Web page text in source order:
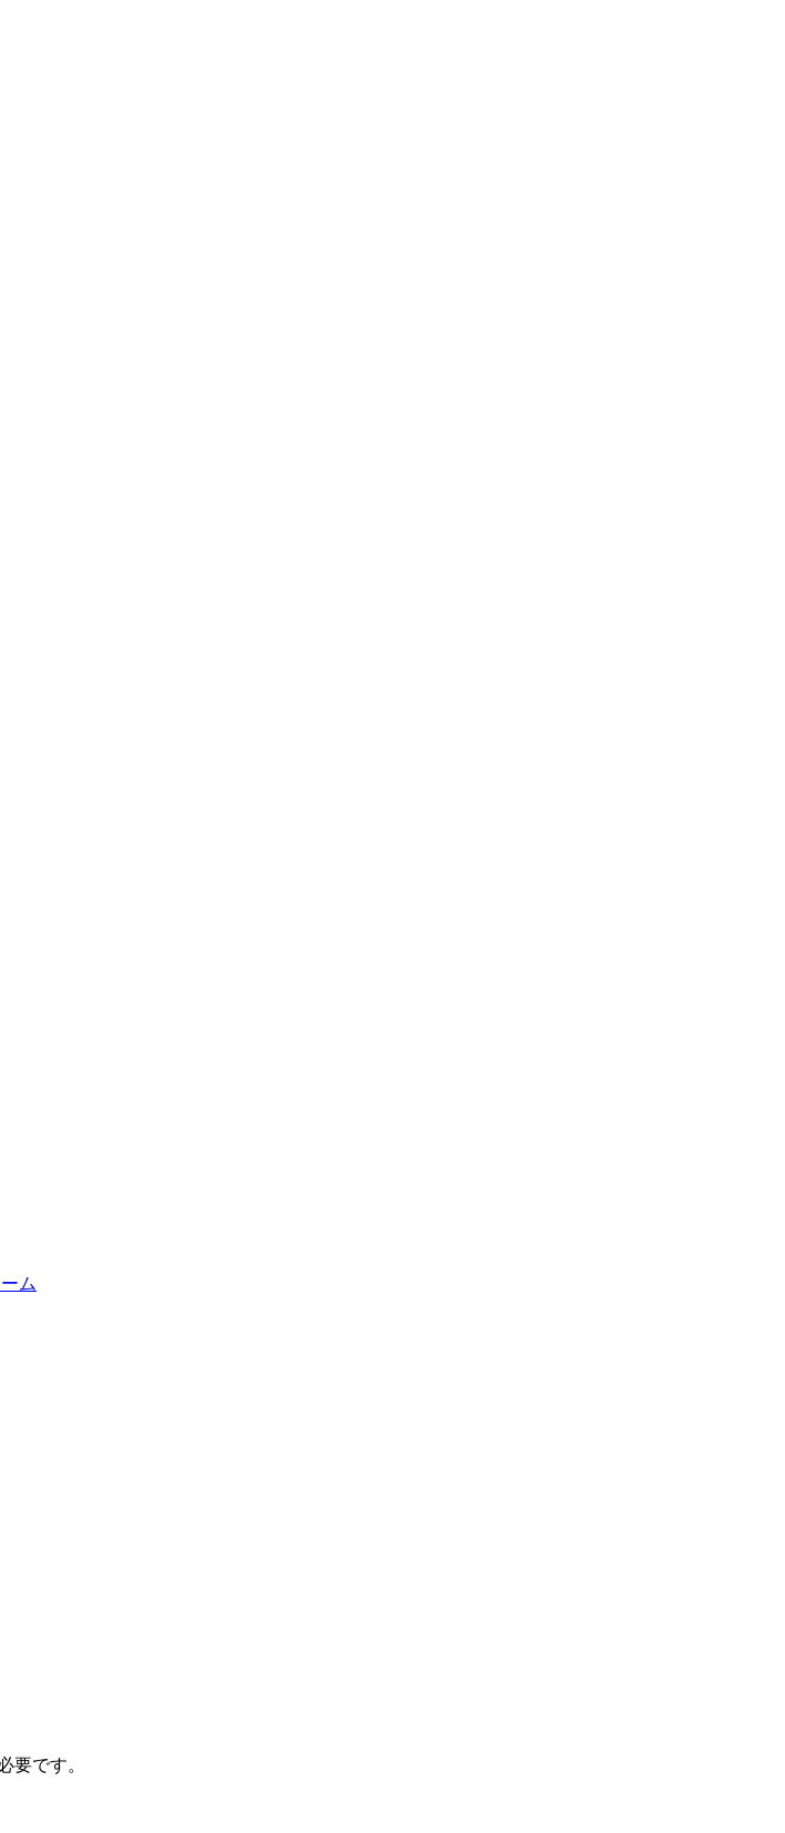
要です。